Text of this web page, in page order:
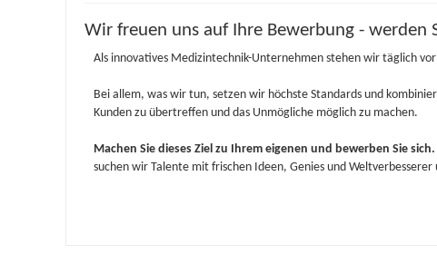
Wir freuen uns auf Ihre Bewerbung - werden
Als innovatives Medizintechnik-Unternehmen stehen wir täglich
Bei allem, was wir tun, setzen wir höchste Standards und
Kunden zu übertreffen und das Unmögliche möglich zu machen.
Machen Sie dieses Ziel zu Ihrem eigenen und bewerben Sie sich.
suchen wir Talente mit frischen Ideen, Genies und